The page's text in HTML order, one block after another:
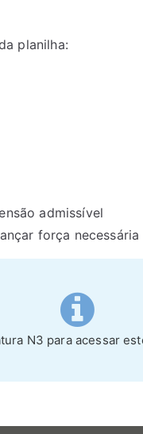
planilha:
admissível
força
N3 para acessar